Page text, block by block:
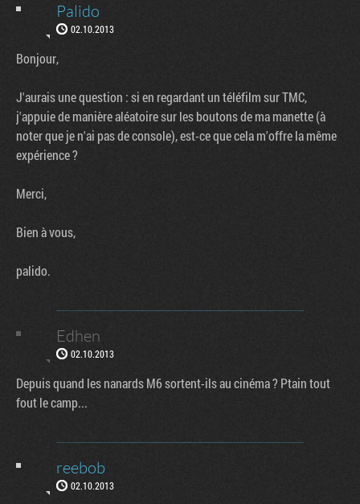
Palido
02.10.2013
Bonjour,
J'aurais une question : si en regardant un téléfilm sur TMC,
j'appuie de manière aléatoire sur les boutons de ma manette (à
noter que je n'ai pas de console), est-ce que cela m'offre la même
expérience ?
Merci,
Bien à vous,
palido.
Edhen
02.10.2013
Depuis quand les nanards M6 sortent-ils au cinéma ? Ptain tout
fout le camp...
reebob
02.10.2013